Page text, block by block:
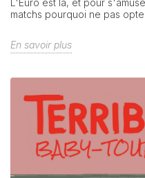
L'Euro est là, et pour
matchs pourquoi ne pas
En savoir plus